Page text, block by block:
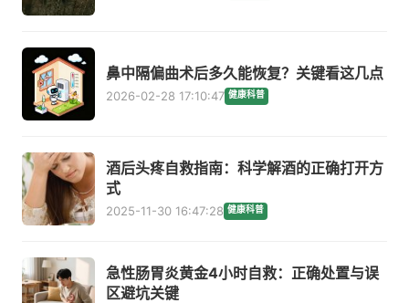
鼻中隔偏曲术后多久能恢复？关键看这几点
2026-02-28 17:10:47 健康科普
酒后头疼自救指南：科学解酒的正确打开方
式
2025-11-30 16:47:28 健康科普
急性肠胃炎黄金4小时自救：正确处置与误
区避坑关键